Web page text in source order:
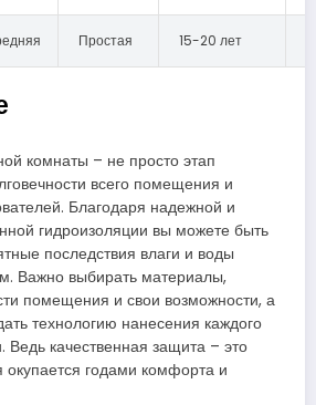
Простая 15-20 лет
комнаты – не просто этап
всего помещения и
Благодаря надежной и
гидроизоляции вы можете быть
последствия влаги и воды
Важно выбирать материалы,
помещения и свои возможности, а
технологию нанесения каждого
Ведь качественная защита – это
окупается годами комфорта и